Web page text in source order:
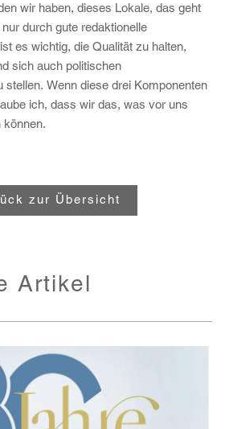
wir haben, dieses Lokale, das geht
durch gute redaktionelle
es wichtig, die Qualität zu halten,
sich auch politischen
stellen. Wenn diese drei Komponenten
ich, dass wir das, was vor uns
können.
zur Übersicht
Artikel